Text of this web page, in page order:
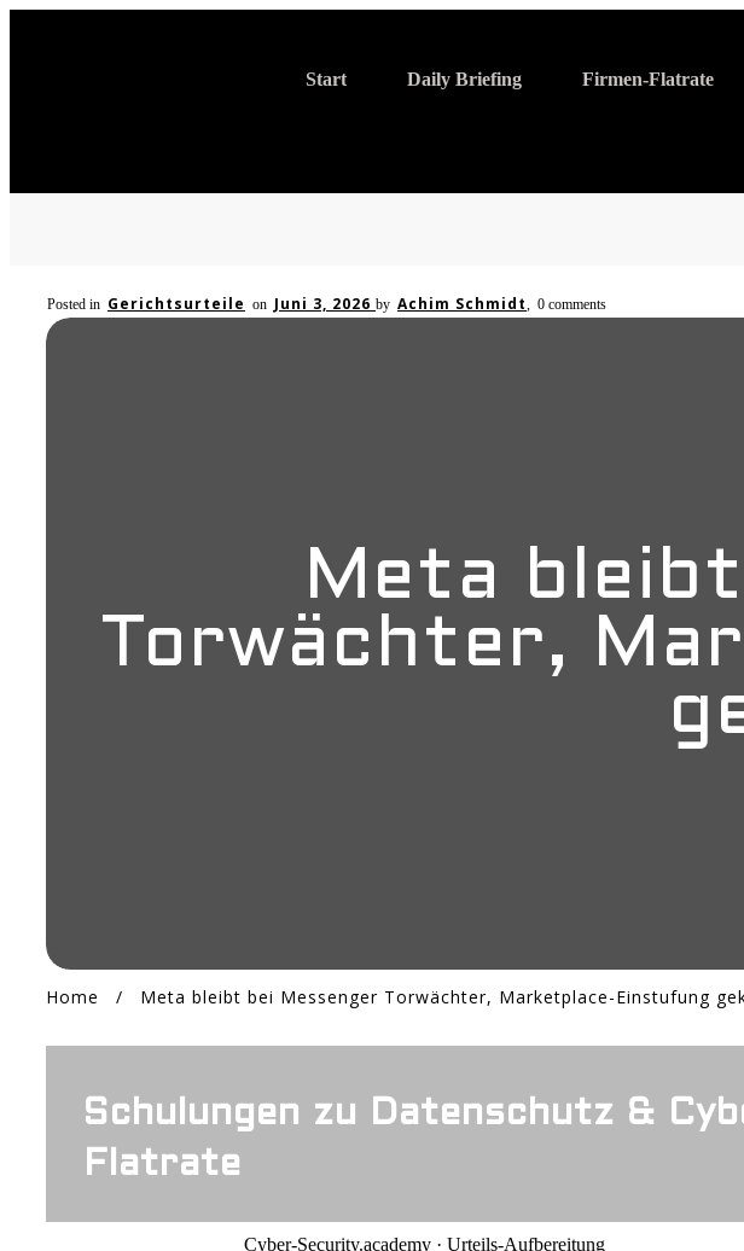
Start Daily Briefing Firmen-Flatrate
Posted in Gerichtsurteile on Juni 3, 2026 by Achim Schmidt, 0 comments
Meta
Torwächter,
Home / Meta bleibt bei Messenger Torwächter, Marketplace-Einstufung
Schulungen zu Datenschutz &
Flatrate
Cyber-Security.academy · Urteils-Aufbereitung